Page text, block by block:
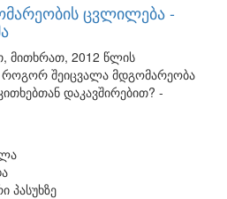
ცვლილება -
მითხრათ, 2012 წლის
შეიცვალა მდგომარეობა
დაკავშირებით? -
პასუხზე